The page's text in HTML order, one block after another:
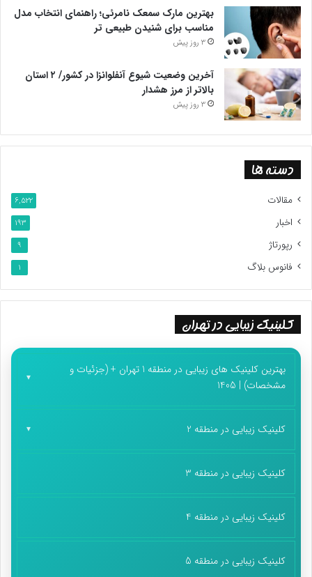
بهترین مارک سمعک نامرئی؛ راهنمای انتخاب مدل
مناسب برای شنیدن طبیعی تر
3 روز پیش
آخرین وضعیت شیوع آنفلوانزا در کشور/ ۲ استان
بالاتر از مرز هشدار
3 روز پیش
دسته ها
مقالات 6,522
اخبار 193
رپورتاژ 9
فانوس بلاگ 1
کلینیک زیبایی در تهران
بهترین کلینیک های زیبایی در منطقه 1 تهران + (جزئیات و
مشخصات) | 1405
کلینیک زیبایی در منطقه 2
کلینیک زیبایی در منطقه 3
کلینیک زیبایی در منطقه 4
کلینیک زیبایی در منطقه 5